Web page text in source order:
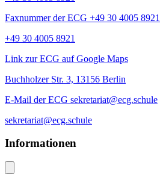
Faxnummer der ECG +49 30 4005 8921
+49 30 4005 8921
Link zur ECG auf Google Maps
Buchholzer Str. 3, 13156 Berlin
E-Mail der ECG sekretariat@ecg.schule
sekretariat@ecg.schule
Informationen